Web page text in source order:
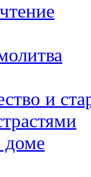
и
доме